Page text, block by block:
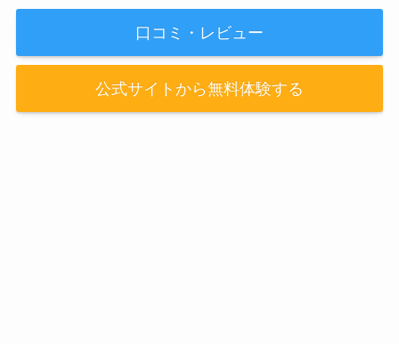
口コミ・レビュー
公式サイトから無料体験する